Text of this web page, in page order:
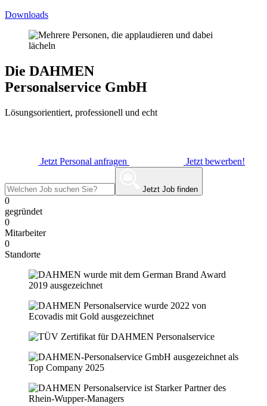
Downloads
Die DAHMEN
Personalservice GmbH
Lösungsorientiert, professionell und echt
Jetzt Personal anfragen Jetzt bewerben!
Jetzt Job finden
0
gegründet
0
Mitarbeiter
0
Standorte